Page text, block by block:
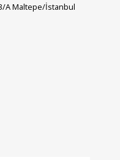
A Maltepe/İstanbul